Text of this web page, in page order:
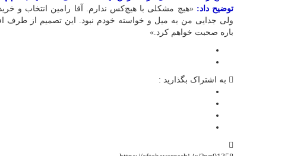
توضیح داد: «هیچ مشکلی با هیچ‌کس ندارم. آقا رامین انتخاب و
ولی جدایی من به میل و خواسته خودم نبود. این تصمیم از طرف
باره صحبت خواهم کرد.»
به اشتراک بگذارید :